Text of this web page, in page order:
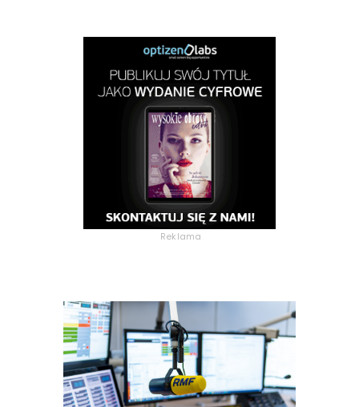
Reklama